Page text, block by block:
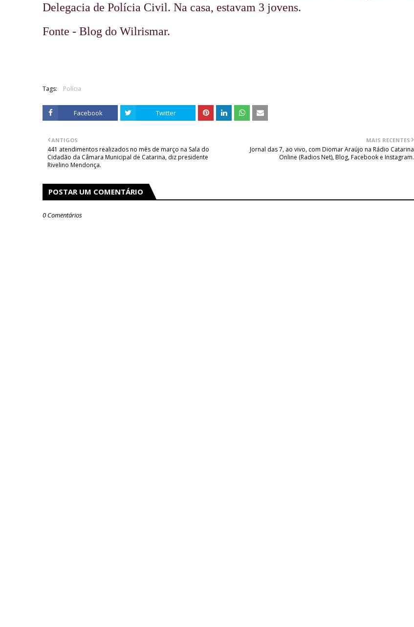
Delegacia de Polícia Civil. Na casa, estavam 3 jovens.
Fonte - Blog do Wilrismar.
Tags: Polícia
Facebook Twitter
MAIS RECENTES
Jornal das 7, ao vivo, com Diomar Araújo na Rádio Catarina
Online (Radios Net), Blog, Facebook e Instagram.
ANTIGOS
441 atendimentos realizados no mês de março na Sala do
Cidadão da Câmara Municipal de Catarina, diz presidente
Rivelino Mendonça.
POSTAR UM COMENTÁRIO
0 Comentários